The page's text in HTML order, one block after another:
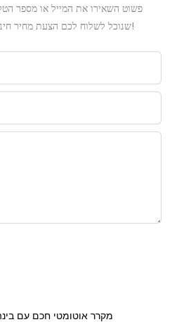
פשוט השאירו את המייל או מספר
שנוכל לשלוח לכם הצעת מחיר חינם עבור מגוון העיצובים הרחב שלנו!
מקרר אוטומטי חכם עם